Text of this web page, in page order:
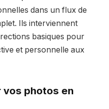
dans un flux de
Ils interviennent
basiques pour
et personnelle aux
photos en